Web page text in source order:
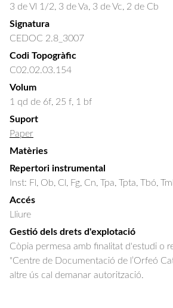
3 de Vl 1/2, 3 de Va, 3 de Vc, 2 de Cb
Signatura
CEDOC 2.8_3007
Codi Topogràfic
C02.02.03.154
Volum
1 qd de 6f, 25 f, 1 bf
Suport
Paper
Matèries
Repertori instrumental
Inst: Fl, Ob, Cl, Fg, Cn, Tpa, Tpta, Tbó,
Accés
Lliure
Gestió dels drets d'explotació
Còpia permesa amb finalitat d'estudi o
"Centre de Documentació de l’Orfeó
altre ús cal demanar autorització.